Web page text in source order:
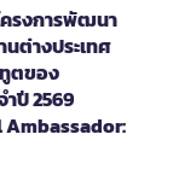
ครงการพัฒนา
ต่างประเทศ
ตของ
ำปี 2569